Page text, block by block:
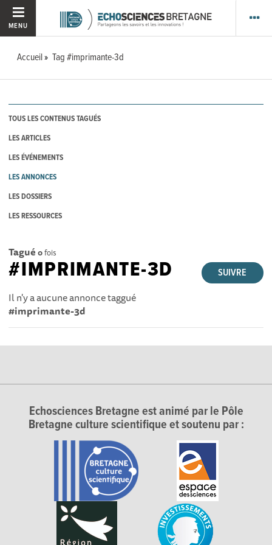
MENU
Accueil Tag #imprimante-3d
TOUS LES CONTENUS TAGUÉS
LES ARTICLES
LES ÉVÉNEMENTS
LES ANNONCES
LES DOSSIERS
LES RESSOURCES
Tagué 0fois
SUIVRE
#IMPRIMANTE-3D
Il n'y a aucune annonce taggué
#imprimante-3d
Echosciences Bretagne est animé par le Pôle
Bretagne culture scientifique et soutenu par :